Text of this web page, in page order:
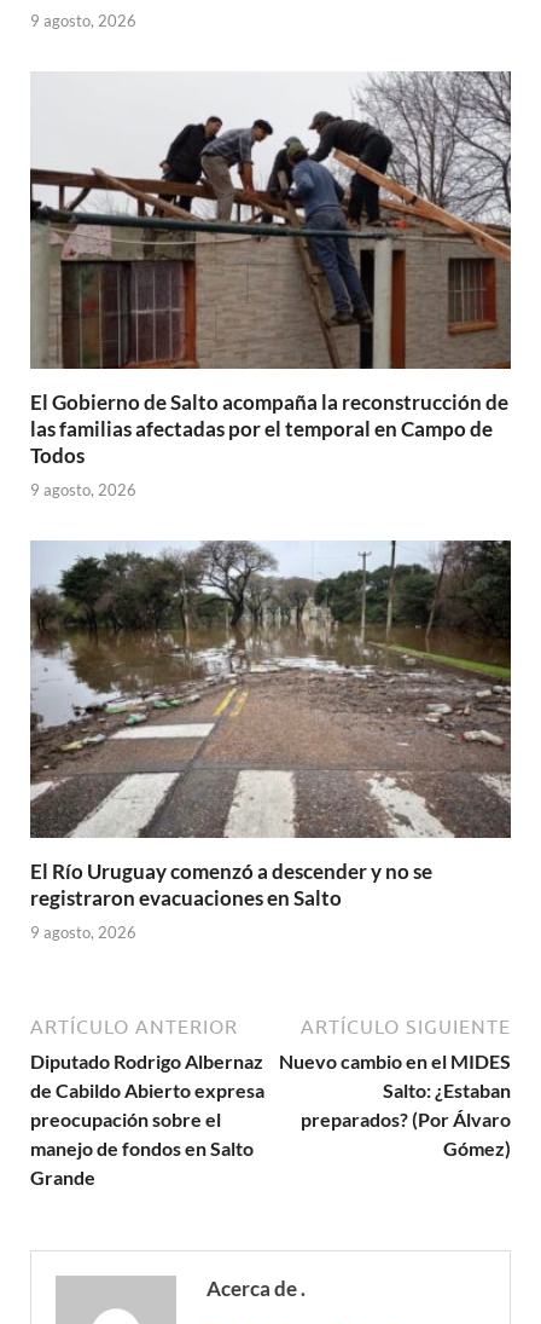
9 agosto, 2026
El Gobierno de Salto acompaña la reconstrucción de
las familias afectadas por el temporal en Campo de
Todos
9 agosto, 2026
El Río Uruguay comenzó a descender y no se
registraron evacuaciones en Salto
9 agosto, 2026
ARTÍCULO ANTERIOR
Diputado Rodrigo Albernaz
de Cabildo Abierto expresa
preocupación sobre el
manejo de fondos en Salto
Grande
ARTÍCULO SIGUIENTE
Nuevo cambio en el MIDES
Salto: ¿Estaban
preparados? (Por Álvaro
Gómez)
Acerca de .